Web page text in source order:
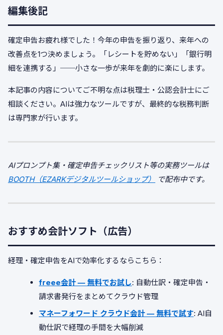
編集後記
確定申告お疲れ様でした！今年の申告を振り返り、来年への
改善点を1つ決めましょう。「レシートを貯めない」「銀行明
細を連携する」──小さな一歩が来年を劇的に楽にします。
本記事の内容についてご不明な点は税理士・公認会計士にご
相談ください。AIは強力なツールですが、最終的な税務判断
は専門家が行います。
AIプロンプト集・確定申告チェックリスト等の実務ツールは
BOOTH（EZARKデジタルツールショップ）
で配布中です。
おすすめ会計ソフト（広告）
経理・確定申告をAIで効率化するならこちら：
freee会計 — 無料でお試し: 自動仕訳・確定申告・
請求書発行をまとめてクラウド管理
マネーフォワード クラウド会計 — 無料で試す: AI自
動仕訳で経理の手間を大幅削減